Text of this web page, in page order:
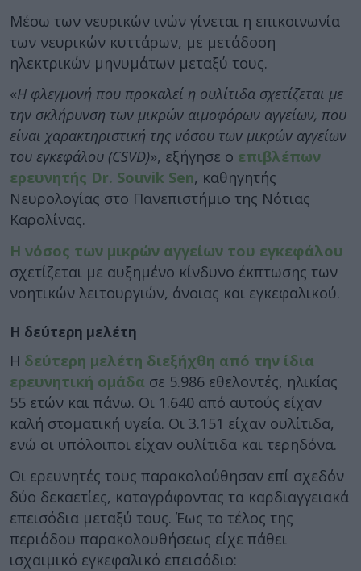
Μέσω των νευρικών ινών γίνεται η επικοινωνία
των νευρικών κυττάρων, με μετάδοση
ηλεκτρικών μηνυμάτων μεταξύ τους.
«Η φλεγμονή που προκαλεί η ουλίτιδα σχετίζεται με
την σκλήρυνση των μικρών αιμοφόρων αγγείων, που
είναι χαρακτηριστική της νόσου των μικρών αγγείων
του εγκεφάλου (CSVD)», εξήγησε ο επιβλέπων
ερευνητής Dr. Souvik Sen, καθηγητής
Νευρολογίας στο Πανεπιστήμιο της Νότιας
Καρολίνας.
Η νόσος των μικρών αγγείων του εγκεφάλου
σχετίζεται με αυξημένο κίνδυνο έκπτωσης των
νοητικών λειτουργιών, άνοιας και εγκεφαλικού.
Η δεύτερη μελέτη
Η δεύτερη μελέτη διεξήχθη από την ίδια
ερευνητική ομάδα σε 5.986 εθελοντές, ηλικίας
55 ετών και πάνω. Οι 1.640 από αυτούς είχαν
καλή στοματική υγεία. Οι 3.151 είχαν ουλίτιδα,
ενώ οι υπόλοιποι είχαν ουλίτιδα και τερηδόνα.
Οι ερευνητές τους παρακολούθησαν επί σχεδόν
δύο δεκαετίες, καταγράφοντας τα καρδιαγγειακά
επεισόδια μεταξύ τους. Έως το τέλος της
περιόδου παρακολουθήσεως είχε πάθει
ισχαιμικό εγκεφαλικό επεισόδιο: